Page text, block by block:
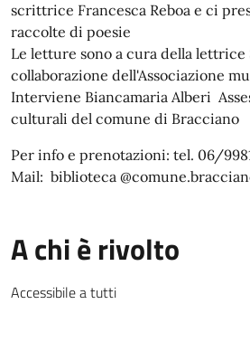
scrittrice Francesca Reboa e ci
raccolte di poesie
Le letture sono a cura della lettrice
collaborazione dell'Associazione
Interviene Biancamaria Alberi
culturali del comune di Bracciano
Per info e prenotazioni: tel. 06/
Mail: biblioteca
A chi è rivolto
Accessibile a tutti